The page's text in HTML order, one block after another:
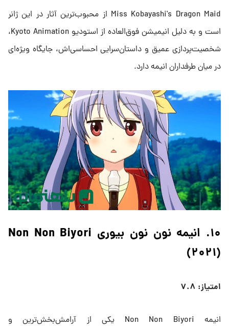
Miss Kobayashi's Dragon Maid از محبوب‌ترین آثار در این ژانر
است و به دلیل انیمیشن فوق‌العاده از استودیو Kyoto Animation،
شخصیت‌پردازی عمیق و داستان‌سرایی احساسی‌اش، جایگاه ویژه‌ای
در میان طرفداران انیمه دارد.
۱۰. انیمه نون نون بیوری Non Non Biyori
(۲۰۲۱)
امتیاز: ۷.۸
انیمه Non Non Biyori یکی از آرامش‌بخش‌ترین و